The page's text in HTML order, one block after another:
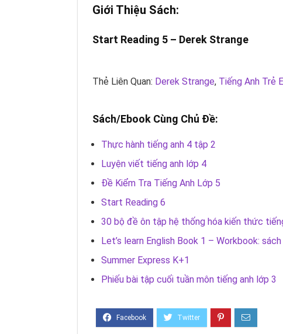
Giới Thiệu Sách:
Start Reading 5 – Derek Strange
Thẻ Liên Quan: Derek Strange, Tiếng Anh Trẻ
Sách/Ebook Cùng Chủ Đề:
Thực hành tiếng anh 4 tập 2
Luyện viết tiếng anh lớp 4
Đề Kiểm Tra Tiếng Anh Lớp 5
Start Reading 6
30 bộ đề ôn tập hệ thống hóa kiến thức
Let’s learn English Book 1 – Workbook:
Summer Express K+1
Phiếu bài tập cuối tuần môn tiếng anh lớp 3